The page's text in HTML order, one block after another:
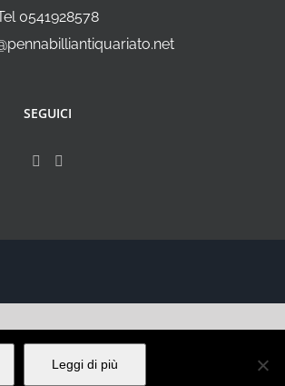
0541928578
SEGUICI
Leggi di più